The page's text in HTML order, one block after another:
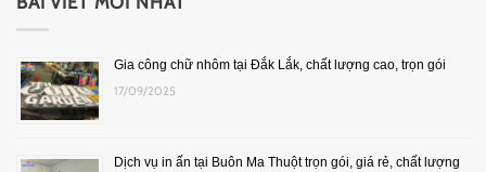
Gia công chữ nhôm tại Đắk Lắk, chất lượng cao, trọn gói
17/09/2025
Dịch vụ in ấn tại Buôn Ma Thuột trọn gói, giá rẻ, chất lượng